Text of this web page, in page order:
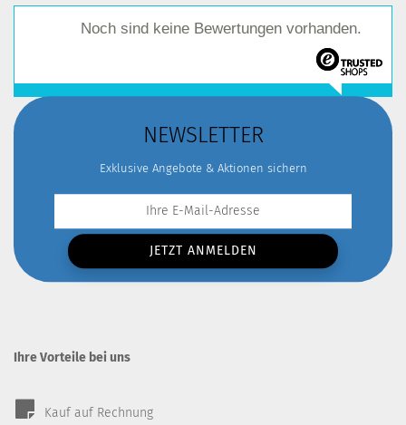
Noch sind keine Bewertungen vorhanden.
NEWSLETTER
Exklusive Angebote & Aktionen sichern
Ihre Vorteile bei uns
Kauf auf Rechnung